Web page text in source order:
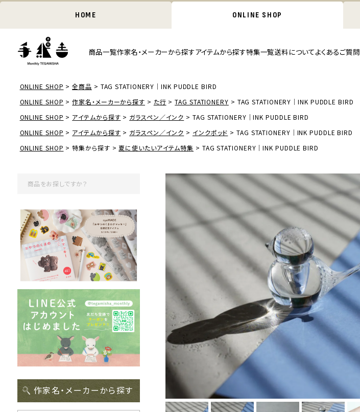
HOME ONLINE SHOP
商品一覧作家名・メーカーから探すアイテムから探す特集一覧送料についてよくあるご質問
ONLINE SHOP 全商品
TAG STATIONERY｜INK PUDDLE BIRD
ONLINE SHOP
作家名・メーカーから探す た行 TAG STATIONERY
TAG STATIONERY｜INK PUDDLE BIRD
ONLINE SHOP
アイテムから探す ガラスペン／インク
TAG STATIONERY｜INK PUDDLE BIRD
ONLINE SHOP
アイテムから探す ガラスペン／インク インクポッド
TAG STATIONERY｜INK PUDDLE BIRD
ONLINE SHOP
特集から探す 夏に使いたいアイテム特集 TAG STATIONERY｜INK PUDDLE BIRD
作家名・メーカーから探す